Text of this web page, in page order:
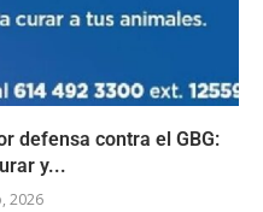
defensa contra el GBG:
y...
2026